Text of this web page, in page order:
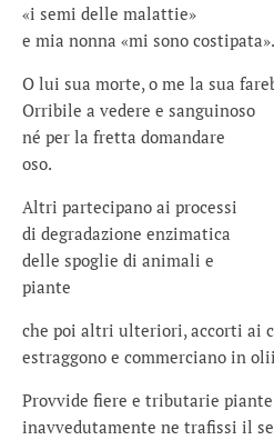
«i semi delle malattie»
e mia nonna «mi sono costipata».
O lui sua morte, o me la sua
Orribile a vedere e sanguinoso
né per la fretta domandare
oso.
Altri partecipano ai processi
di degradazione enzimatica
delle spoglie di animali e
piante
che poi altri ulteriori, accorti ai
estraggono e commerciano in
Provvide fiere e tributarie
inavvedutamente ne trafissi il